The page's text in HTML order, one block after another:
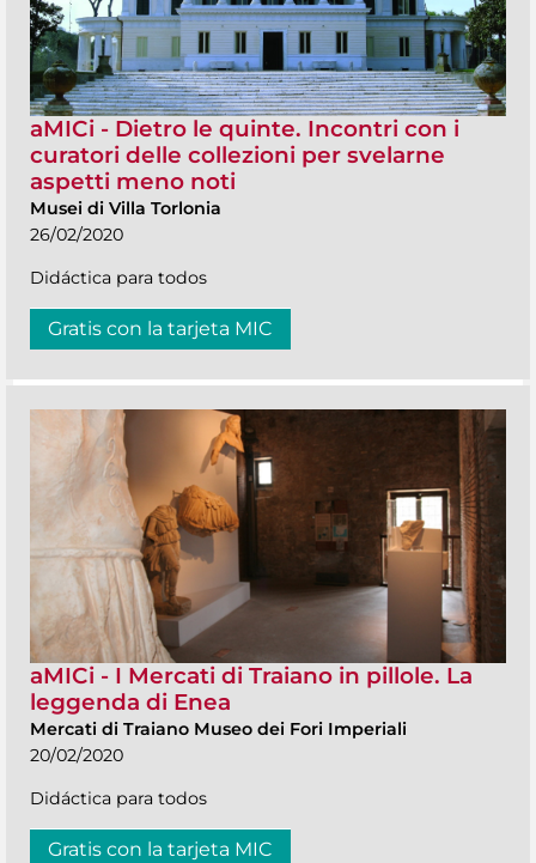
aMICi - Dietro le quinte. Incontri con i
curatori delle collezioni per svelarne
aspetti meno noti
Musei di Villa Torlonia
26/02/2020
Didáctica para todos
Gratis con la tarjeta MIC
aMICi - I Mercati di Traiano in pillole. La
leggenda di Enea
Mercati di Traiano Museo dei Fori Imperiali
20/02/2020
Didáctica para todos
Gratis con la tarjeta MIC